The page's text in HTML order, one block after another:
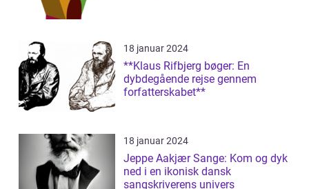
18 januar 2024
**Klaus Rifbjerg bøger: En
dybdegående rejse gennem
forfatterskabet**
18 januar 2024
Jeppe Aakjær Sange: Kom og dyk
ned i en ikonisk dansk
sangskriverens univers